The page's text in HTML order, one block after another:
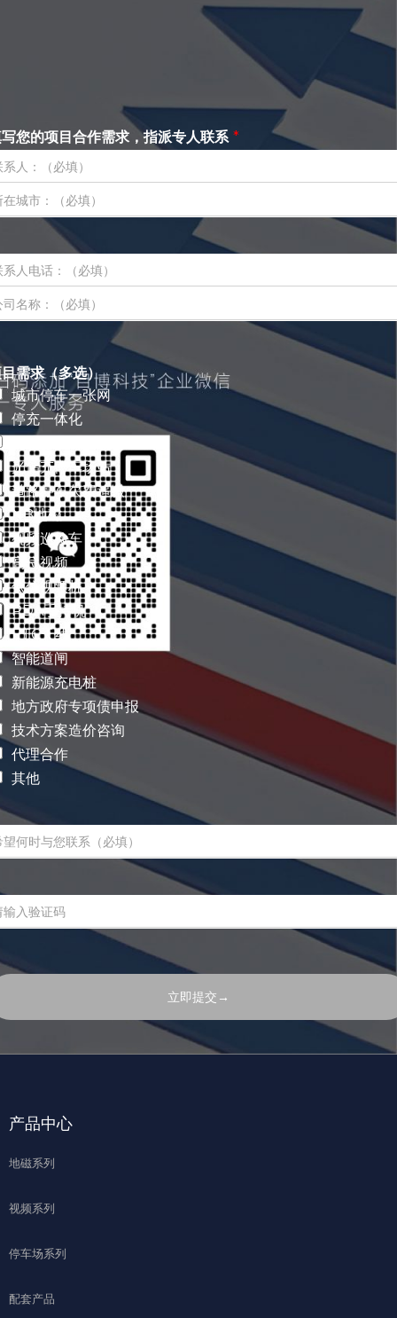
您的项目合作需求，指派专人联系 *
需求（多选）
城市停车一张网
停充一体化
光储充停车场站
道路停车欠费追缴
NB地磁
视频巡检车
高位视频
低位视频桩
PDA手持机
ETC天线
智能道闸
新能源充电桩
地方政府专项债申报
技术方案造价咨询
代理合作
其他
立即提交→
产品中心
地磁系列
视频系列
停车场系列
配套产品